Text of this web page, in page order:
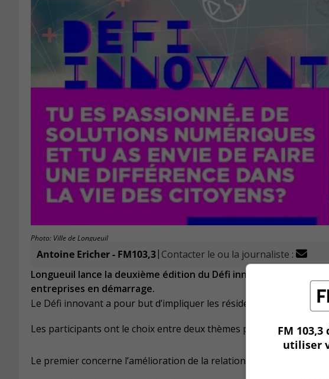
Photo: Ville de Longueuil
Antoine Ericher - FM103,3| Contacter le ou la journaliste :
Longueuil lance la deuxième édition du Défi innovant, un
entreprises en démarrage.
Le Défi innovant a pour but d’impliquer les résidents de Longueuil
Les participants ont le choix entre deux thèmes pour cette édition.
Le premier concerne l’amélioration de la relation entre la ville et
FM
utiliser